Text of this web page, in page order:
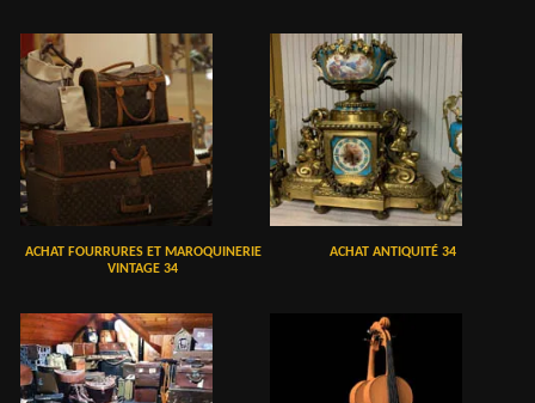
ACHAT FOURRURES ET MAROQUINERIE
VINTAGE 34
ACHAT ANTIQUITÉ 34